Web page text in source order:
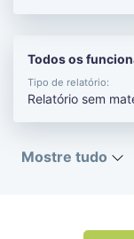
Todos os
Tipo de relatório:
Relatório sem
Mostre tudo